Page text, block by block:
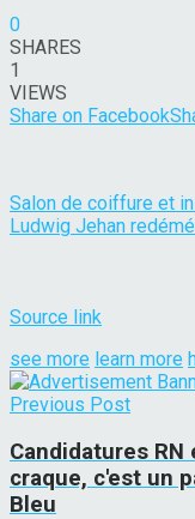
0
SHARES
1
VIEWS
Share on Facebook
Salon de coiffure et
Ludwig Jehan
Source link
see more learn more
Previous Post
Candidatures RN
craque, c'est un
Bleu